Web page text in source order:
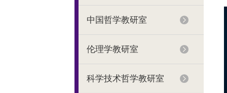
中国哲学教研室
伦理学教研室
科学技术哲学教研室